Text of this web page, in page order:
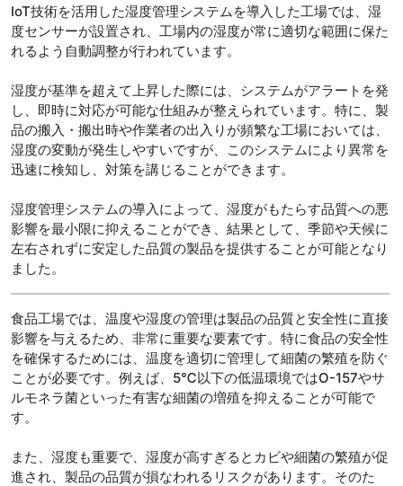
IoT技術を活用した湿度管理システムを導入した工場では、湿
度センサーが設置され、工場内の湿度が常に適切な範囲に保た
れるよう自動調整が行われています。
湿度が基準を超えて上昇した際には、システムがアラートを発
し、即時に対応が可能な仕組みが整えられています。特に、製
品の搬入・搬出時や作業者の出入りが頻繁な工場においては、
湿度の変動が発生しやすいですが、このシステムにより異常を
迅速に検知し、対策を講じることができます。
湿度管理システムの導入によって、湿度がもたらす品質への悪
影響を最小限に抑えることができ、結果として、季節や天候に
左右されずに安定した品質の製品を提供することが可能となり
ました。
食品工場では、温度や湿度の管理は製品の品質と安全性に直接
影響を与えるため、非常に重要な要素です。特に食品の安全性
を確保するためには、温度を適切に管理して細菌の繁殖を防ぐ
ことが必要です。例えば、5℃以下の低温環境ではO-157やサ
ルモネラ菌といった有害な細菌の増殖を抑えることが可能で
す。
また、湿度も重要で、湿度が高すぎるとカビや細菌の繁殖が促
進され、製品の品質が損なわれるリスクがあります。そのた